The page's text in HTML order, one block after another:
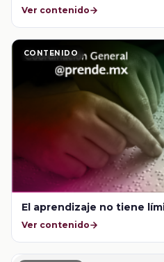
Ver contenido
CONTENIDO
El aprendizaje no tiene
Ver contenido